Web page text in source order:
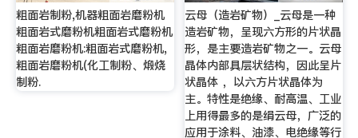
粗面岩制粉,机器粗面岩磨粉机
粗面岩式磨粉机粗面岩式磨粉机
粗面岩磨粉机:粗面岩式磨粉机,
粗面岩磨粉机(化工制粉、煅烧
制粉.
云母（造岩矿物）_云母是一种
造岩矿物，呈现六方形的片状晶
形，是主要造岩矿物之一。云母
晶体内部具层状结构，因此呈片
状晶体 ，以六方片状晶体为
主。特性是绝缘、耐高温、工业
上用得最多的是绢云母，广泛的
应用于涂料、油漆、电绝缘等行